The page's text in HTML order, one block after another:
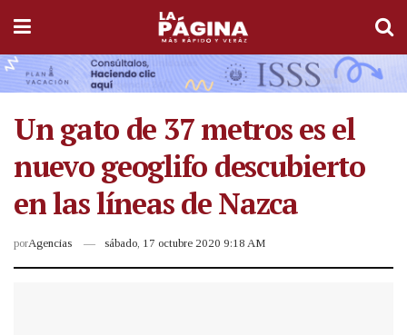
Un gato de 37 metros es el
nuevo geoglifo descubierto
en las líneas de Nazca
porAgencias sábado, 17 octubre 2020 9:18 AM